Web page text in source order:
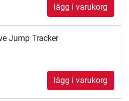
lägg i varukorg
Jump Tracker
lägg i varukorg